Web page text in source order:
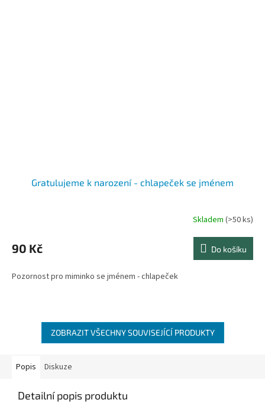
Gratulujeme k narození - chlapeček se jménem
Skladem (>50 ks)
90 Kč Do košíku
Pozornost pro miminko se jménem - chlapeček
ZOBRAZIT VŠECHNY SOUVISEJÍCÍ PRODUKTY
Popis Diskuze
Detailní popis produktu